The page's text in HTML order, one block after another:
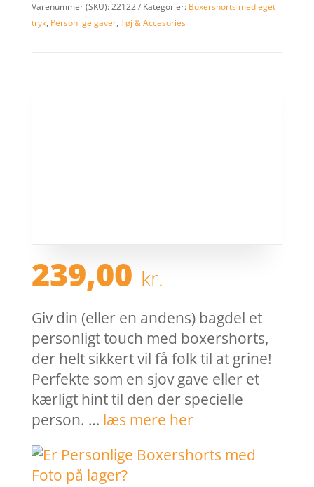
Varenummer (SKU):22122 Kategorier: Boxershorts med eget
tryk, Personlige gaver, Tøj & Accesories
239,00 kr.
Giv din (eller en andens) bagdel et
personligt touch med boxershorts,
der helt sikkert vil få folk til at grine!
Perfekte som en sjov gave eller et
kærligt hint til den der specielle
person. … læs mere her